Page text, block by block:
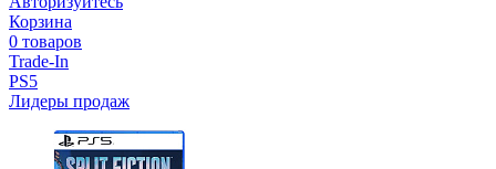
Корзина
0 товаров
Trade-In
PS5
Лидеры продаж